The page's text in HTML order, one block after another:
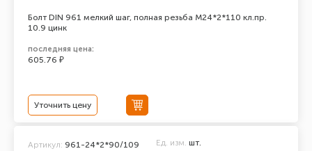
Болт DIN 961 мелкий шаг, полная резьба M24*2*110 кл.пр.
10.9 цинк
последняя цена:
605.76 ₽
Уточнить цену
Артикул: 961-24*2*90/109 Ед. изм. шт.